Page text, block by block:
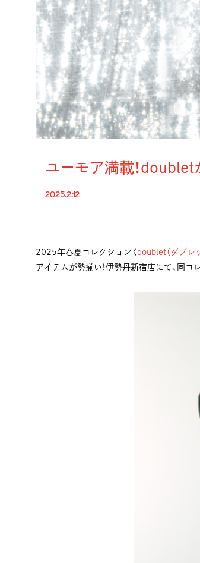
ユーモア満載！
2025.2.12
2025年春夏コレクション〈doublet（ダブレ
アイテムが勢揃い！伊勢丹新宿店にて、同